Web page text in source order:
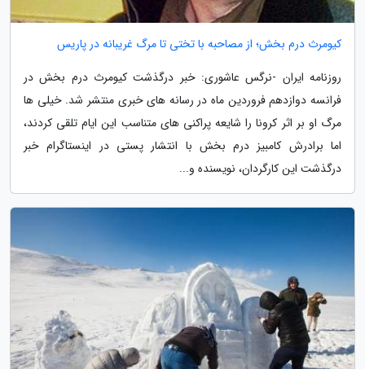
کیومرث درم بخش؛ از مصاحبه با تختی تا مرگ غریبانه در پاریس
روزنامه ایران -نرگس عاشوری: خبر درگذشت کیومرث درم بخش در
فرانسه دوازدهم فروردین ماه در رسانه های خبری منتشر شد. خیلی ها
مرگ او بر اثر کرونا را شایعه پراکنی های متناسب این ایام تلقی کردند،
اما برادرش کامبیز درم بخش با انتشار پستی در اینستاگرام خبر
درگذشت این کارگردان، نویسنده و...